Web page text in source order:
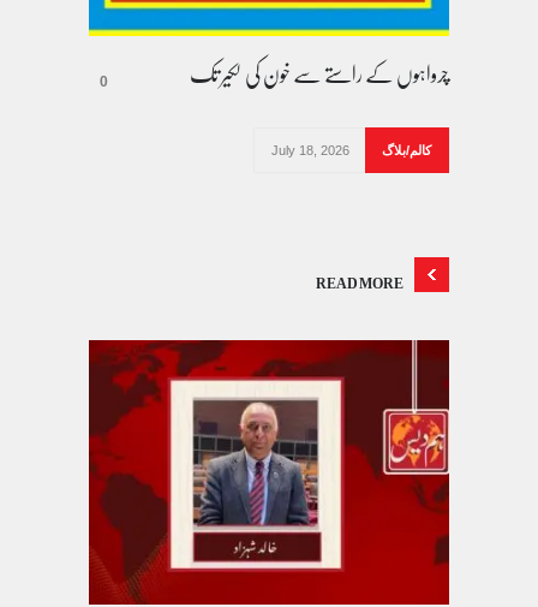
چرواہوں کے راستے سے خون کی لکیر تک 0
کالم/بلاگ July 18, 2026
READ MORE